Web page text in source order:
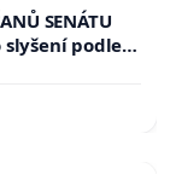
SENÁTU
slyšení podle §
přijetí